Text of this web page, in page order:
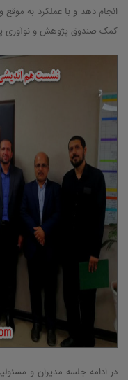
انجام دهد و با عملکرد به
کمک صندوق پژوهش و نوآوری
در ادامه جلسه مدیران و